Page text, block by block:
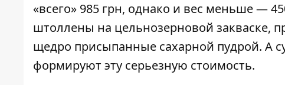
«всего» 985 грн, однако и вес меньше —
штоллены на цельнозерновой закваске,
щедро присыпанные сахарной пудрой. А
формируют эту серьезную стоимость.